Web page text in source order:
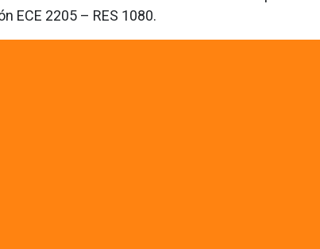
ECE 2205 – RES 1080.